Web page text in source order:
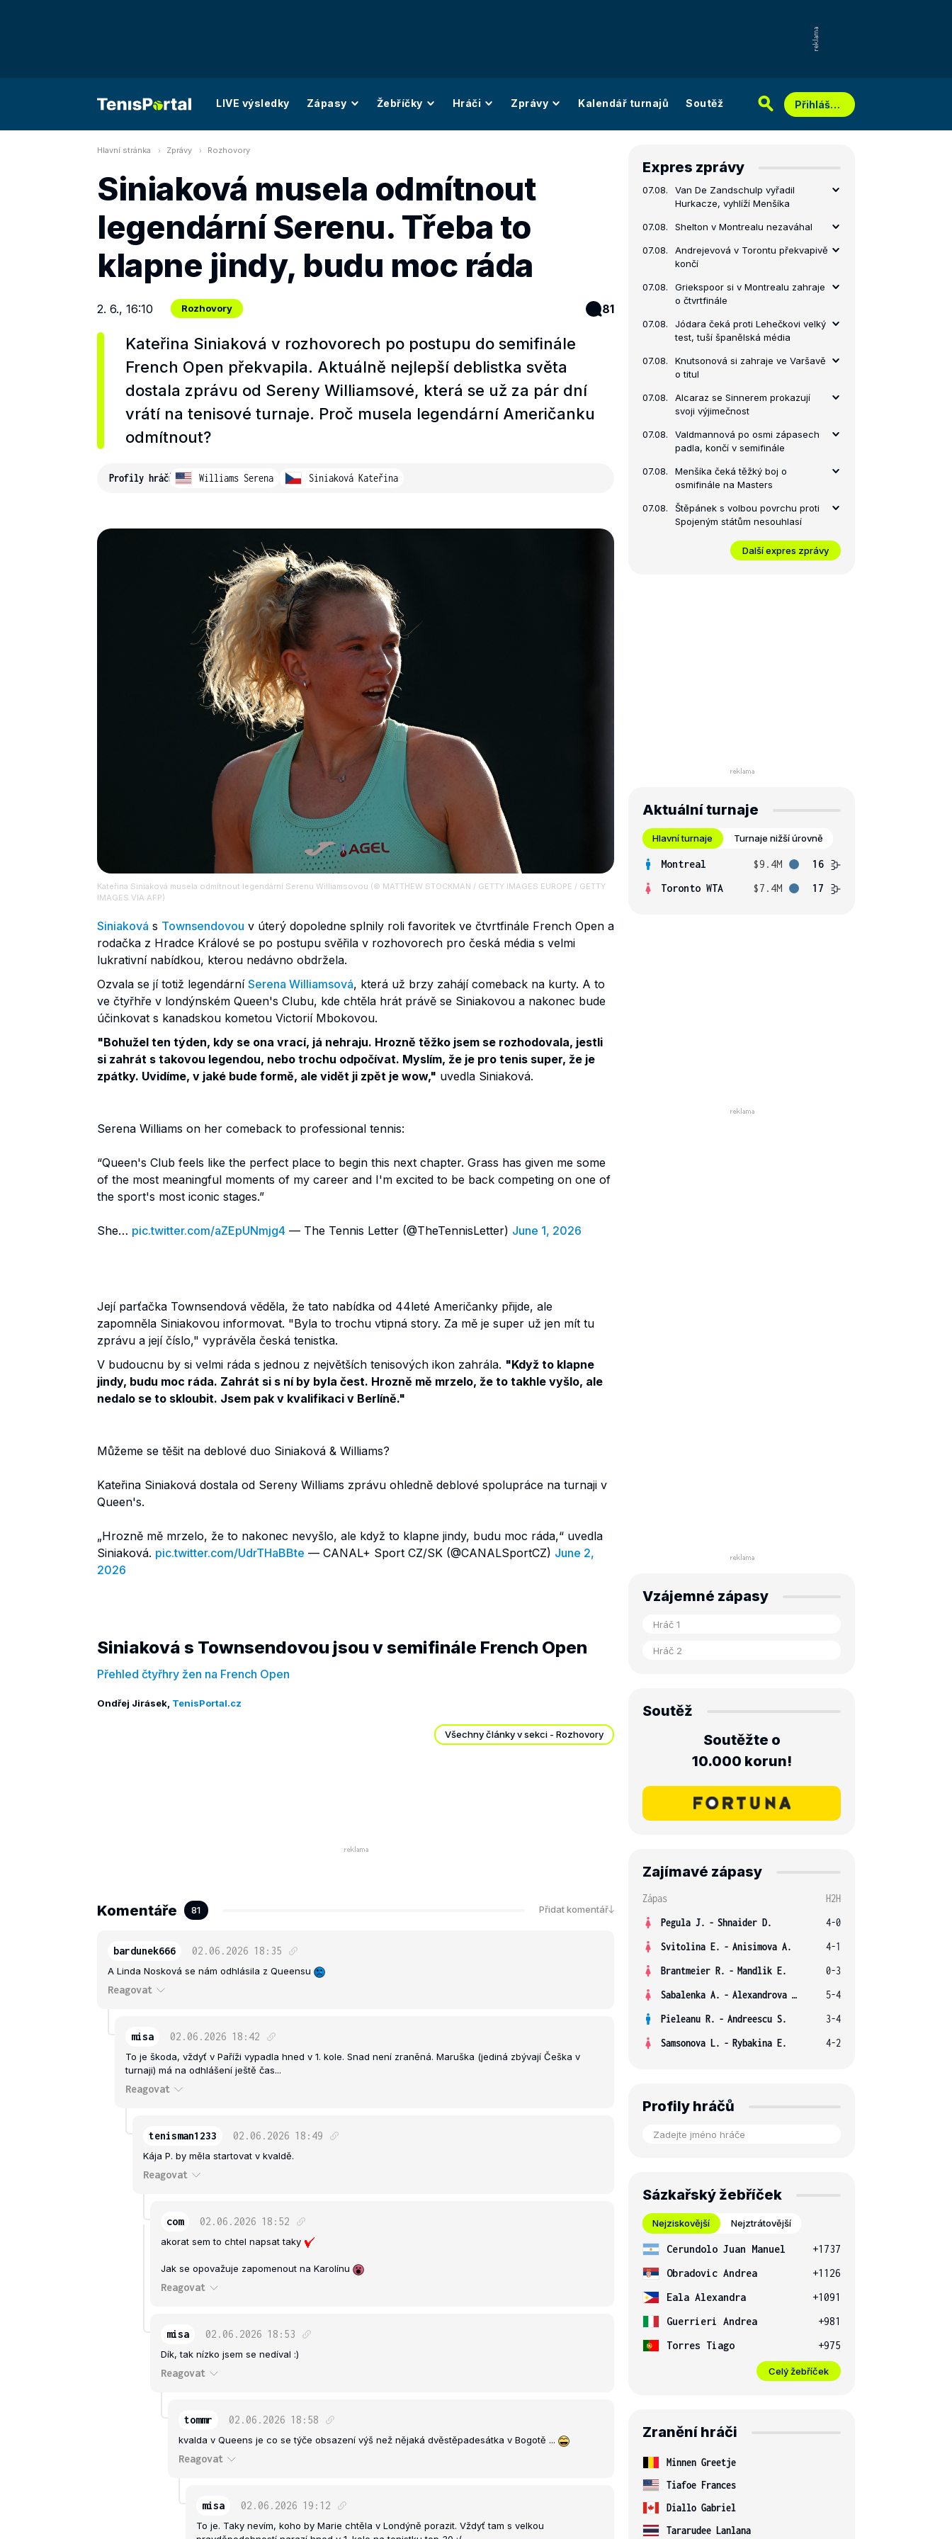
LIVE výsledky Zápasy Žebříčky Hráči Zprávy Kalendář turnajů Soutěž Přihlášení
Hlavní stránka Zprávy Rozhovory
Siniaková musela odmítnout
legendární Serenu. Třeba to
klapne jindy, budu moc ráda
2. 6., 16:10 Rozhovory 81
Kateřina Siniaková v rozhovorech po postupu do semifinále
French Open překvapila. Aktuálně nejlepší deblistka světa
dostala zprávu od Sereny Williamsové, která se už za pár dní
vrátí na tenisové turnaje. Proč musela legendární Američanku
odmítnout?
Profily hráčů Williams Serena Siniaková Kateřina
Kateřina Siniaková musela odmítnout legendární Serenu Williamsovou (© MATTHEW STOCKMAN / GETTY IMAGES EUROPE / GETTY
IMAGES VIA AFP)
Siniaková s Townsendovou v úterý dopoledne splnily roli favoritek ve čtvrtfinále French Open a
rodačka z Hradce Králové se po postupu svěřila v rozhovorech pro česká média s velmi
lukrativní nabídkou, kterou nedávno obdržela.
Ozvala se jí totiž legendární Serena Williamsová, která už brzy zahájí comeback na kurty. A to
ve čtyřhře v londýnském Queen's Clubu, kde chtěla hrát právě se Siniakovou a nakonec bude
účinkovat s kanadskou kometou Victorií Mbokovou.
"Bohužel ten týden, kdy se ona vrací, já nehraju. Hrozně těžko jsem se rozhodovala, jestli
si zahrát s takovou legendou, nebo trochu odpočívat. Myslím, že je pro tenis super, že je
zpátky. Uvidíme, v jaké bude formě, ale vidět ji zpět je wow," uvedla Siniaková.
Serena Williams on her comeback to professional tennis:
“Queen's Club feels like the perfect place to begin this next chapter. Grass has given me some
of the most meaningful moments of my career and I'm excited to be back competing on one of
the sport's most iconic stages.”
She… pic.twitter.com/aZEpUNmjg4 — The Tennis Letter (@TheTennisLetter) June 1, 2026
Její parťačka Townsendová věděla, že tato nabídka od 44leté Američanky přijde, ale
zapomněla Siniakovou informovat. "Byla to trochu vtipná story. Za mě je super už jen mít tu
zprávu a její číslo," vyprávěla česká tenistka.
V budoucnu by si velmi ráda s jednou z největších tenisových ikon zahrála. "Když to klapne
jindy, budu moc ráda. Zahrát si s ní by byla čest. Hrozně mě mrzelo, že to takhle vyšlo, ale
nedalo se to skloubit. Jsem pak v kvalifikaci v Berlíně."
Můžeme se těšit na deblové duo Siniaková & Williams?
Kateřina Siniaková dostala od Sereny Williams zprávu ohledně deblové spolupráce na turnaji v
Queen's.
„Hrozně mě mrzelo, že to nakonec nevyšlo, ale když to klapne jindy, budu moc ráda,“ uvedla
Siniaková. pic.twitter.com/UdrTHaBBte — CANAL+ Sport CZ/SK (@CANALSportCZ) June 2,
2026
Siniaková s Townsendovou jsou v semifinále French Open
Přehled čtyřhry žen na French Open
Ondřej Jirásek, TenisPortal.cz
Všechny články v sekci - Rozhovory
Komentáře 81 Přidat komentář
bardunek666 02.06.2026 18:35
A Linda Nosková se nám odhlásila z Queensu
Reagovat
misa 02.06.2026 18:42
To je škoda, vždyť v Paříži vypadla hned v 1. kole. Snad není zraněná. Maruška (jediná zbývají Češka v
turnaji) má na odhlášení ještě čas...
Reagovat
tenisman1233 02.06.2026 18:49
Kája P. by měla startovat v kvaldě.
Reagovat
com 02.06.2026 18:52
akorat sem to chtel napsat taky
Jak se opovažuje zapomenout na Karolínu
Reagovat
misa 02.06.2026 18:53
Dík, tak nízko jsem se nedíval :)
Reagovat
tommr 02.06.2026 18:58
kvalda v Queens je co se týče obsazení výš než nějaká dvěstěpadesátka v Bogotě ...
Reagovat
misa 02.06.2026 19:12
To je. Taky nevím, koho by Marie chtěla v Londýně porazit. Vždyť tam s velkou
Expres zprávy
07.08.
Van De Zandschulp vyřadil
Hurkacze, vyhlíží Menšíka
07.08. Shelton v Montrealu nezaváhal
07.08.
Andrejevová v Torontu překvapivě
končí
07.08.
Griekspoor si v Montrealu zahraje
o čtvrtfinále
07.08.
Jódara čeká proti Lehečkovi velký
test, tuší španělská média
07.08.
Knutsonová si zahraje ve Varšavě
o titul
07.08.
Alcaraz se Sinnerem prokazují
svoji výjimečnost
07.08.
Valdmannová po osmi zápasech
padla, končí v semifinále
07.08.
Menšíka čeká těžký boj o
osmifinále na Masters
07.08.
Štěpánek s volbou povrchu proti
Spojeným státům nesouhlasí
Další expres zprávy
Aktuální turnaje
Hlavní turnaje Turnaje nižší úrovně
Montreal $9.4M
16
Toronto WTA
$7.4M 17
Vzájemné zápasy
Soutěž
Soutěžte o
10.000 korun!
Zajímavé zápasy
Zápas
H2H
Pegula J. - Shnaider D.
4-0
Svitolina E. - Anisimova A.
4-1
Brantmeier R. - Mandlik E.
0-3
Sabalenka A. - Alexandrova E.
5-4
Pieleanu R. - Andreescu S.
3-4
Samsonova L. - Rybakina E. 4-2
Profily hráčů
Sázkařský žebříček
Nejziskovější Nejztrátovější
Cerundolo Juan Manuel
+1737
Obradovic Andrea
+1126
Eala Alexandra
+1091
Guerrieri Andrea
+981
Torres Tiago
+975
Celý žebříček
Zranění hráči
Minnen Greetje
Tiafoe Frances
Diallo Gabriel
Tararudee Lanlana